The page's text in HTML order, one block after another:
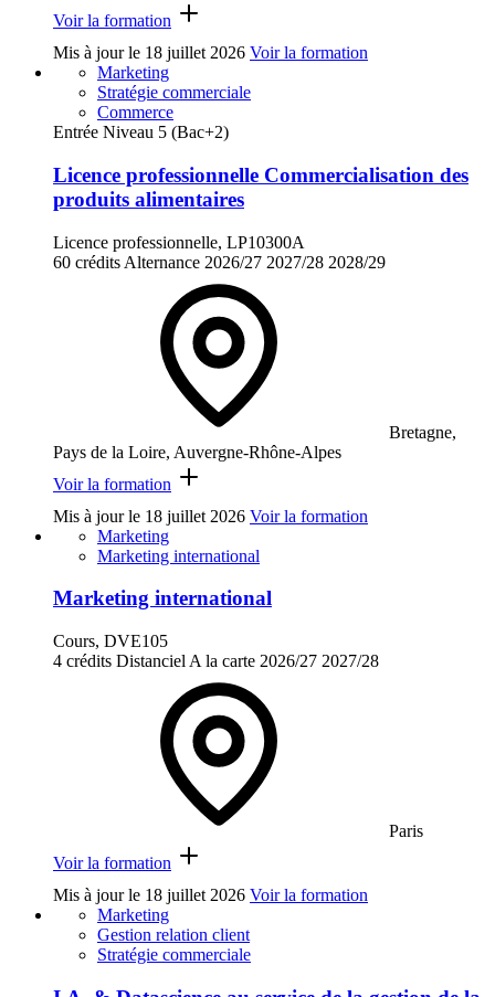
Voir la formation
Mis à jour le 18 juillet 2026 Voir la formation
Marketing
Stratégie commerciale
Commerce
Entrée Niveau 5 (Bac+2)
Licence professionnelle Commercialisation des
produits alimentaires
Licence professionnelle, LP10300A
60 crédits Alternance 2026/27 2027/28 2028/29
Bretagne,
Pays de la Loire, Auvergne-Rhône-Alpes
Voir la formation
Mis à jour le 18 juillet 2026 Voir la formation
Marketing
Marketing international
Marketing international
Cours, DVE105
4 crédits Distanciel A la carte 2026/27 2027/28
Paris
Voir la formation
Mis à jour le 18 juillet 2026 Voir la formation
Marketing
Gestion relation client
Stratégie commerciale